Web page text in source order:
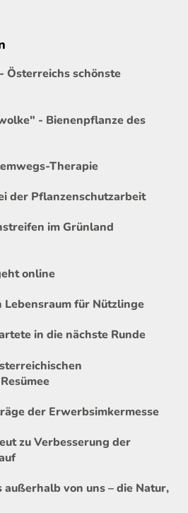
Österreichs schönste
- Bienenpflanze des
Therapie
der Pflanzenschutzarbeit
im Grünland
online
für Nützlinge
in die nächste Runde
der Erwerbsimkermesse
zu Verbesserung der
außerhalb von uns – die Natur,